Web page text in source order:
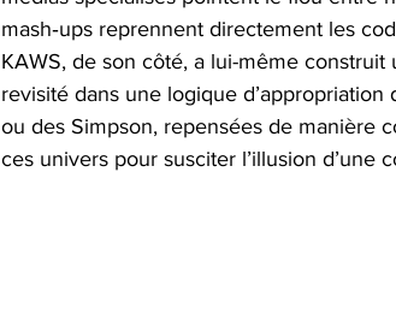
mash‑ups reprennent directement les
KAWS, de son côté, a lui-même
revisité dans une logique
ou des Simpson, repensées de manière
ces univers pour susciter l’illusion d’une